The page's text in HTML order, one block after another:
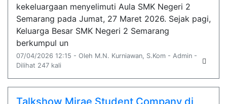
kekeluargaan menyelimuti Aula SMK Negeri 2
Semarang pada Jumat, 27 Maret 2026. Sejak pagi,
Keluarga Besar SMK Negeri 2 Semarang
berkumpul un
07/04/2026 12:15 - Oleh M.N. Kurniawan, S.Kom - Admin -
Dilihat 247 kali
Talkshow Mirae Student Company di